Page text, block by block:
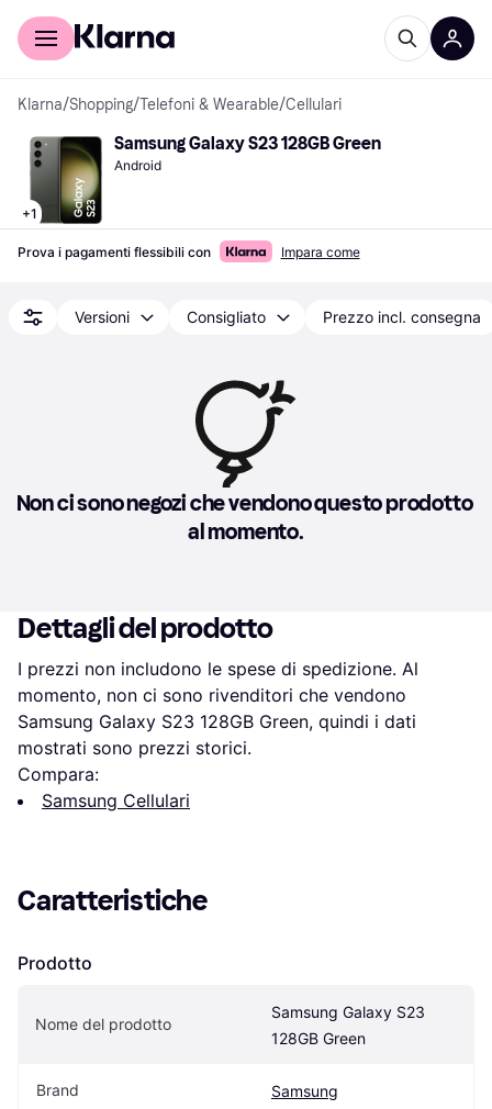
Per il tuo shopping
Klarna/Shopping/Telefoni & Wearable/Cellulari
+1
Samsung Galaxy S23 128GB Green
Android
Prova i pagamenti flessibili con Impara come
Versioni Consigliato Prezzo incl. consegna
Non ci sono negozi che vendono questo prodotto
al momento.
Dettagli del prodotto
I prezzi non includono le spese di spedizione. Al
momento, non ci sono rivenditori che vendono
Samsung Galaxy S23 128GB Green, quindi i dati
mostrati sono prezzi storici.
Compara:
Samsung Cellulari
Caratteristiche
Prodotto
Nome del prodotto
Samsung Galaxy S23
128GB Green
Brand Samsung